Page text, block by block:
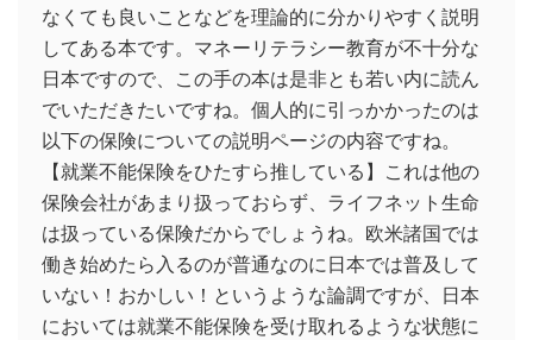
なくても良いことなどを理論的に分かりやすく説明
してある本です。マネーリテラシー教育が不十分な
日本ですので、この手の本は是非とも若い内に読ん
でいただきたいですね。個人的に引っかかったのは
以下の保険についての説明ページの内容ですね。
【就業不能保険をひたすら推している】これは他の
保険会社があまり扱っておらず、ライフネット生命
は扱っている保険だからでしょうね。欧米諸国では
働き始めたら入るのが普通なのに日本では普及して
いない！おかしい！というような論調ですが、日本
においては就業不能保険を受け取れるような状態に